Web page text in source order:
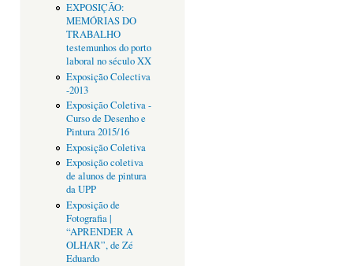
EXPOSIÇÃO:
MEMÓRIAS DO
TRABALHO
testemunhos do porto
laboral no século XX
Exposição Colectiva
-2013
Exposição Coletiva -
Curso de Desenho e
Pintura 2015/16
Exposição Coletiva
Exposição coletiva
de alunos de pintura
da UPP
Exposição de
Fotografia |
“APRENDER A
OLHAR”, de Zé
Eduardo